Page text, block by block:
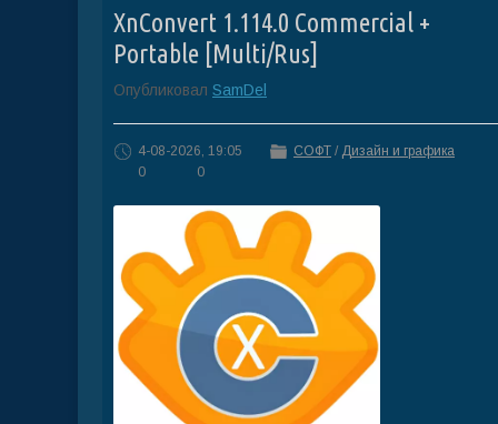
XnConvert 1.114.0 Commercial +
Portable [Multi/Rus]
Опубликовал SamDel
4-08-2026, 19:05 СОФТ / Дизайн и графика
0
0